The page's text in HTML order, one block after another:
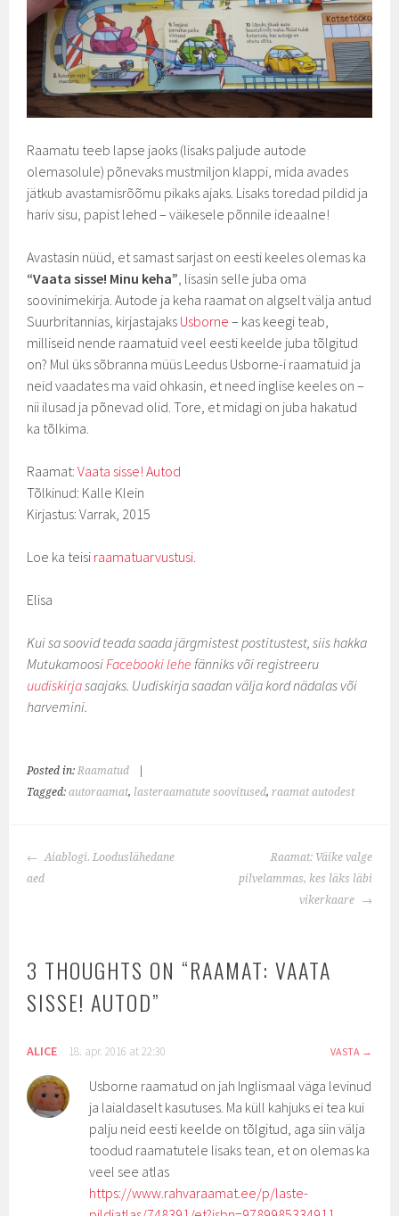
Raamatu teeb lapse jaoks (lisaks paljude autode
olemasolule) põnevaks mustmiljon klappi, mida avades
jätkub avastamisrõõmu pikaks ajaks. Lisaks toredad pildid ja
hariv sisu, papist lehed – väikesele põnnile ideaalne!
Avastasin nüüd, et samast sarjast on eesti keeles olemas ka
“Vaata sisse! Minu keha”, lisasin selle juba oma
soovinimekirja. Autode ja keha raamat on algselt välja antud
Suurbritannias, kirjastajaks Usborne – kas keegi teab,
milliseid nende raamatuid veel eesti keelde juba tõlgitud
on? Mul üks sõbranna müüs Leedus Usborne-i raamatuid ja
neid vaadates ma vaid ohkasin, et need inglise keeles on –
nii ilusad ja põnevad olid. Tore, et midagi on juba hakatud
ka tõlkima.
Raamat:Vaata sisse! Autod
Tõlkinud: Kalle Klein
Kirjastus: Varrak, 2015
Loe ka teisi raamatuarvustusi.
Elisa
Kui sa soovid teada saada järgmistest postitustest, siis hakka
MutukamoosiFacebooki lehe fänniks või registreeru
uudiskirjasaajaks. Uudiskirja saadan välja kord nädalas või
harvemini.
Posted in:Raamatud
Tagged:autoraamat, lasteraamatute soovitused,raamat autodest
POST
NAVIGATION
Aiablogi. Looduslähedane
aed
Raamat: Väike valge
pilvelammas, kes läks läbi
vikerkaare
3 THOUGHTS ON “RAAMAT: VAATA
SISSE! AUTOD”
ALICE 18. apr. 2016 at 22:30 VASTA
Usborne raamatud on jah Inglismaal väga levinud
ja laialdaselt kasutuses. Ma küll kahjuks ei tea kui
palju neid eesti keelde on tõlgitud, aga siin välja
toodud raamatutele lisaks tean, et on olemas ka
veel see atlas
https://www.rahvaraamat.ee/p/laste-